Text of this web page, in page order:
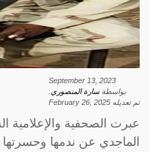
September 13, 2023
بواسطةسارة المنصوري
تم تعديله February 26, 2025
عبرت الصحفية والإعلامية
الماجدي عن ندمها